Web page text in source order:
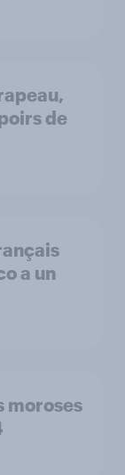
de
a un
moroses